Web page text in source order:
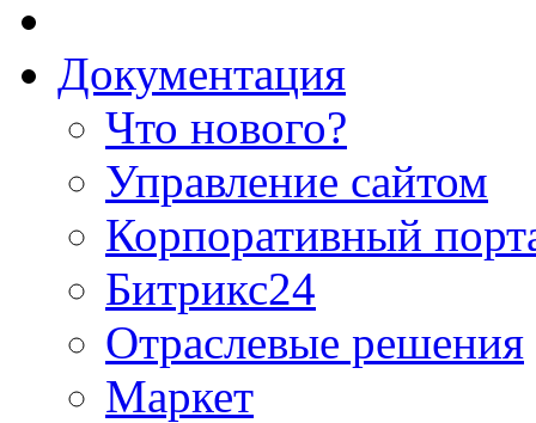
Документация
Что нового?
Управление сайтом
Корпоративный
Битрикс24
Отраслевые решения
Маркет